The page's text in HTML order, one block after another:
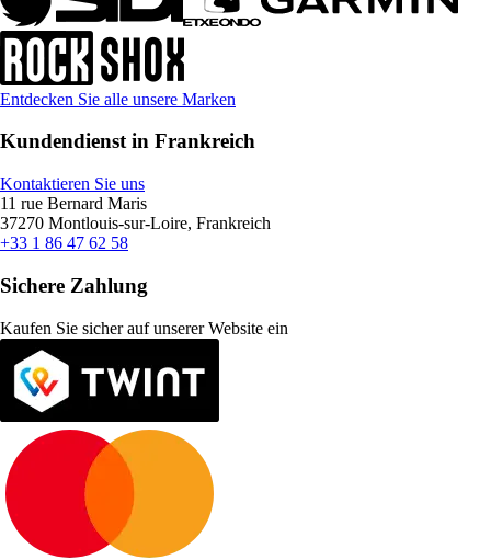
Entdecken Sie alle unsere Marken
Kundendienst in Frankreich
Kontaktieren Sie uns
11 rue Bernard Maris
37270 Montlouis-sur-Loire, Frankreich
+33 1 86 47 62 58
Sichere Zahlung
Kaufen Sie sicher auf unserer Website ein